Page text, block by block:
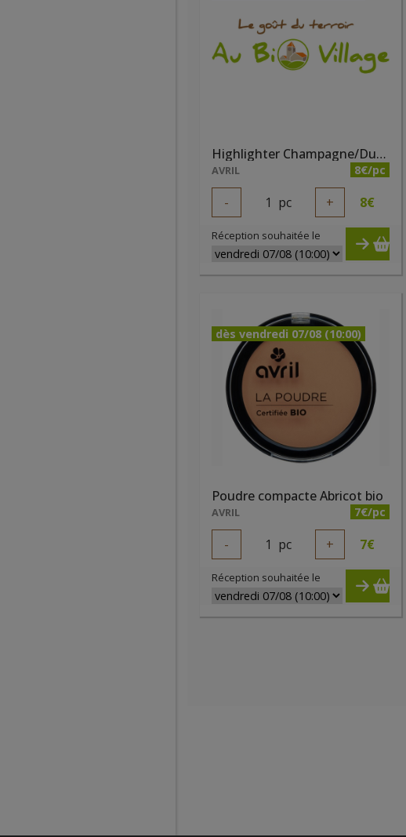
Highlighter Champagne/Dune bio
AVRIL 8€/pc
- 1 pc + 8€
Réception souhaitée le
dès vendredi 07/08 (10:00)
Poudre compacte Abricot bio
AVRIL 7€/pc
- 1 pc + 7€
Réception souhaitée le